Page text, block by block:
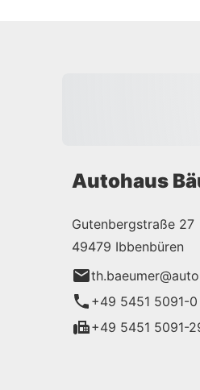
Autohaus
Gutenbergstraße 27
49479 Ibbenbüren
+49 5451 5091-0
+49 5451 5091-